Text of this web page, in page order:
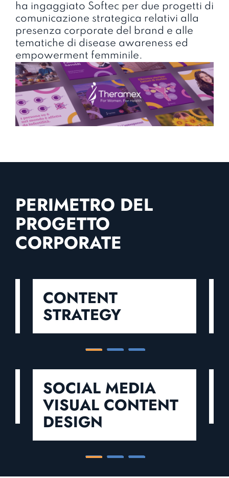
ha ingaggiato Softec per due progetti di
comunicazione strategica relativi alla
presenza corporate del brand e alle
tematiche di disease awareness ed
empowerment femminile.
PERIMETRO DEL
PROGETTO
CORPORATE
CONTENT
STRATEGY
SOCIAL MEDIA
VISUAL CONTENT
DESIGN